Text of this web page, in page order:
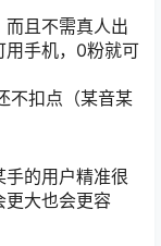
且不需真人出
用手机，0粉就可
不扣点（某音某
的用户精准很
更大也会更容